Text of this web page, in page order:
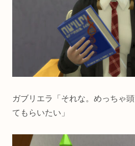
ガブリエラ「それな。めっちゃ
てもらいたい」